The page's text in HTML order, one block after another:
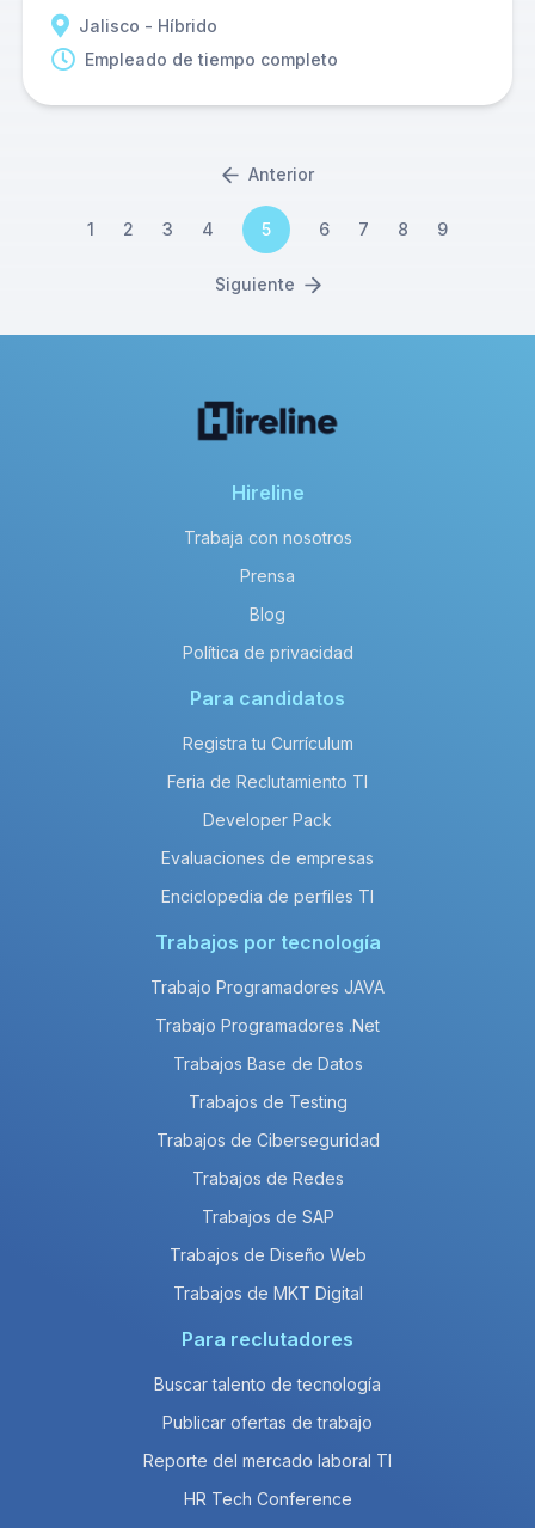
Jalisco - Híbrido
Empleado de tiempo completo
Anterior
1 2 3 4 5 6 7 8 9
Siguiente
Hireline
Trabaja con nosotros
Prensa
Blog
Política de privacidad
Para candidatos
Registra tu Currículum
Feria de Reclutamiento TI
Developer Pack
Evaluaciones de empresas
Enciclopedia de perfiles TI
Trabajos por tecnología
Trabajo Programadores JAVA
Trabajo Programadores .Net
Trabajos Base de Datos
Trabajos de Testing
Trabajos de Ciberseguridad
Trabajos de Redes
Trabajos de SAP
Trabajos de Diseño Web
Trabajos de MKT Digital
Para reclutadores
Buscar talento de tecnología
Publicar ofertas de trabajo
Reporte del mercado laboral TI
HR Tech Conference